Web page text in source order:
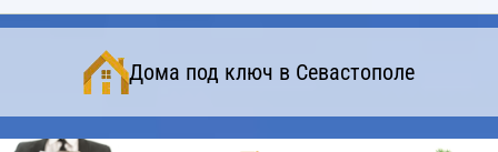
Дома под ключ в Севастополе